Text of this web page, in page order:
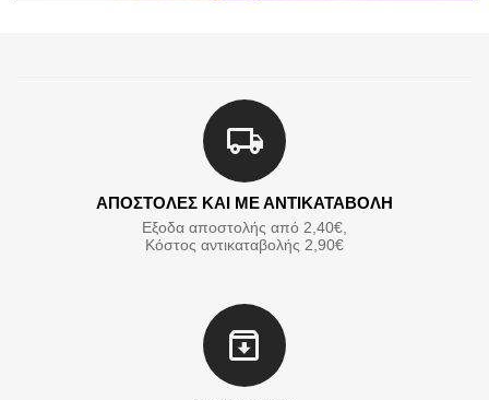
ΑΠΟΣΤΟΛΕΣ ΚΑΙ ΜΕ ΑΝΤΙΚΑΤΑΒΟΛΗ
Εξοδα αποστολής από 2,40€,
Κόστος αντικαταβολής 2,90€